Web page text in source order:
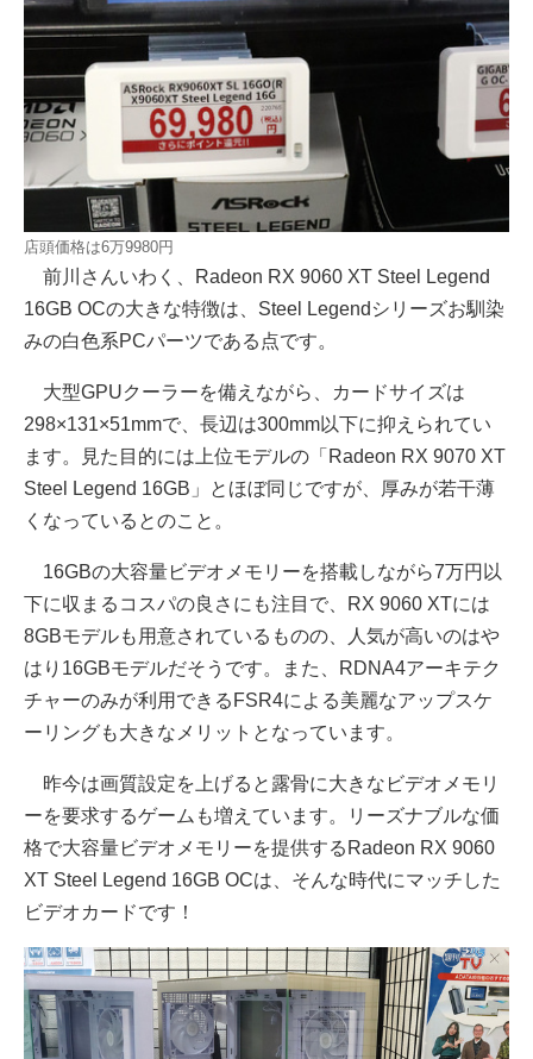
店頭価格は6万9980円
前川さんいわく、Radeon RX 9060 XT Steel Legend
16GB OCの大きな特徴は、Steel Legendシリーズお馴染
みの白色系PCパーツである点です。
大型GPUクーラーを備えながら、カードサイズは
298×131×51mmで、長辺は300mm以下に抑えられてい
ます。見た目的には上位モデルの「Radeon RX 9070 XT
Steel Legend 16GB」とほぼ同じですが、厚みが若干薄
くなっているとのこと。
16GBの大容量ビデオメモリーを搭載しながら7万円以
下に収まるコスパの良さにも注目で、RX 9060 XTには
8GBモデルも用意されているものの、人気が高いのはや
はり16GBモデルだそうです。また、RDNA4アーキテク
チャーのみが利用できるFSR4による美麗なアップスケ
ーリングも大きなメリットとなっています。
昨今は画質設定を上げると露骨に大きなビデオメモリ
ーを要求するゲームも増えています。リーズナブルな価
格で大容量ビデオメモリーを提供するRadeon RX 9060
XT Steel Legend 16GB OCは、そんな時代にマッチした
ビデオカードです！